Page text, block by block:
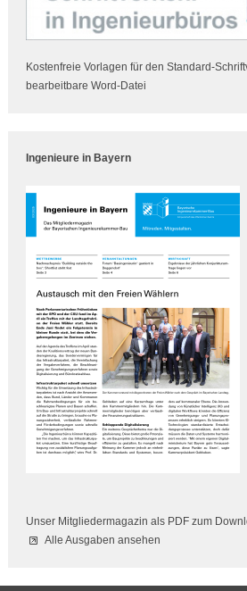
Kostenfreie Vorlagen für den Standard-
bearbeitbare Word-Datei
Ingenieure in Bayern
Unser Mitgliedermagazin als PDF zum
Alle Ausgaben ansehen